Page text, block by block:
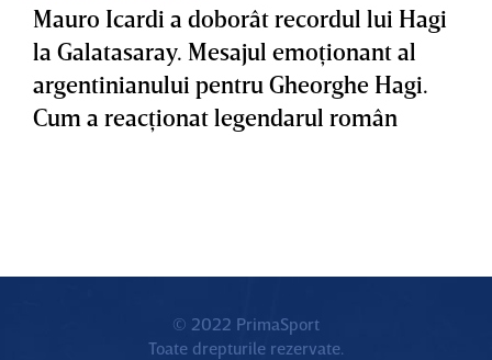
Mauro Icardi a doborât recordul lui Hagi
la Galatasaray. Mesajul emoţionant al
argentinianului pentru Gheorghe Hagi.
Cum a reacţionat legendarul român
© 2022 PrimaSport
Toate drepturile rezervate.